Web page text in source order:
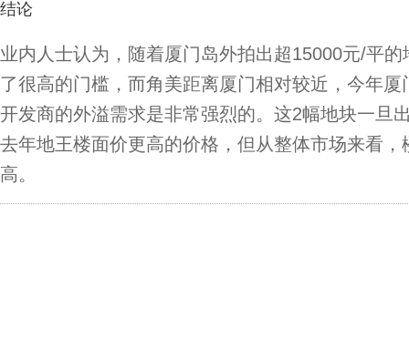
结论
业内人士认为，随着厦门岛外拍出超15000元/平
了很高的门槛，而角美距离厦门相对较近，今年
开发商的外溢需求是非常强烈的。这2幅地块一旦
去年地王楼面价更高的价格，但从整体市场来看
高。